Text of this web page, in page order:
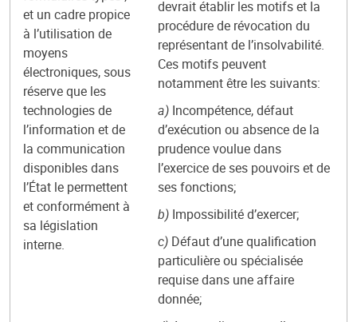
et un cadre propice
à l’utilisation de
moyens
électroniques, sous
réserve que les
technologies de
l’information et de
la communication
disponibles dans
l’État le permettent
et conformément à
sa législation
interne.
devrait établir les motifs et la
procédure de révocation du
représentant de l’insolvabilité.
Ces motifs peuvent
notamment être les suivants:
a) Incompétence, défaut
d’exécution ou absence de la
prudence voulue dans
l’exercice de ses pouvoirs et de
ses fonctions;
b) Impossibilité d’exercer;
c) Défaut d’une qualification
particulière ou spécialisée
requise dans une affaire
donnée;